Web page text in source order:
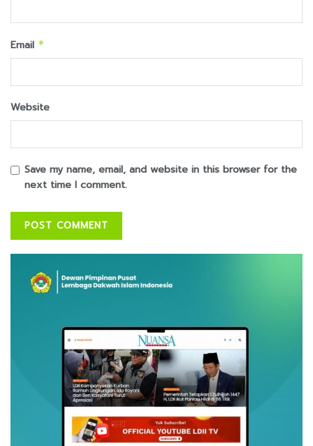
Email *
Website
Save my name, email, and website in this browser for the
next time I comment.